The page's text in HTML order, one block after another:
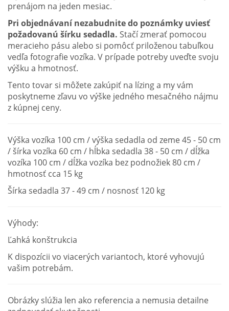
prenájom na jeden mesiac.
Pri objednávaní nezabudnite do poznámky uviesť
požadovanú šírku sedadla. Stačí zmerať pomocou
meracieho pásu alebo si pomôcť priloženou tabuľkou
vedľa fotografie vozíka. V prípade potreby uveďte svoju
výšku a hmotnosť.
Tento tovar si môžete zakúpiť na lízing a my vám
poskytneme zľavu vo výške jedného mesačného nájmu
z kúpnej ceny.
Výška vozíka 100 cm / výška sedadla od zeme 45 - 50 cm
/ šírka vozíka 60 cm / hĺbka sedadla 38 - 50 cm / dĺžka
vozíka 100 cm / dĺžka vozíka bez podnožiek 80 cm /
hmotnosť cca 15 kg
Šírka sedadla 37 - 49 cm / nosnosť 120 kg
Výhody:
Ľahká konštrukcia
K dispozícii vo viacerých variantoch, ktoré vyhovujú
vašim potrebám.
Obrázky slúžia len ako referencia a nemusia detailne